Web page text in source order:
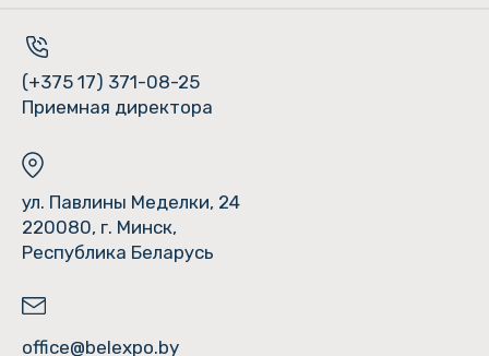
(+375 17) 371-08-25
Приемная директора
ул. Павлины Меделки, 24
220080, г. Минск,
Республика Беларусь
office@belexpo.by